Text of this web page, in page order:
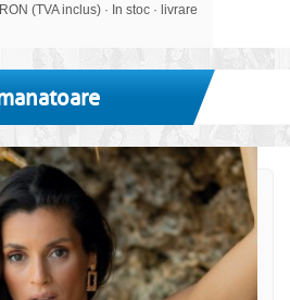
(TVA inclus) · In stoc · livrare